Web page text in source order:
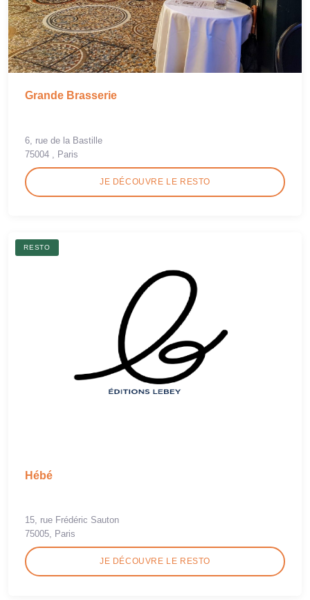
Grande Brasserie
6, rue de la Bastille
75004 , Paris
JE DÉCOUVRE LE RESTO
RESTO
Hébé
15, rue Frédéric Sauton
75005, Paris
JE DÉCOUVRE LE RESTO